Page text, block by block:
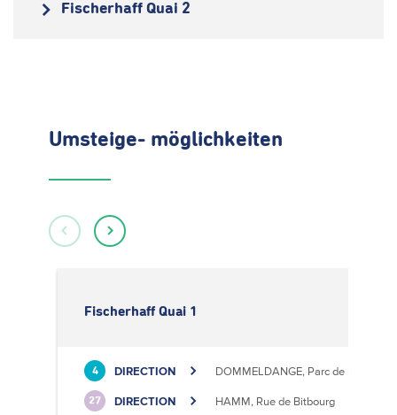
Fischerhaff Quai 2
Umsteige- möglichkeiten
Fischerhaff Quai 1
4 DIRECTION DOMMELDANGE, Parc de l'Europe
27 DIRECTION HAMM, Rue de Bitbourg